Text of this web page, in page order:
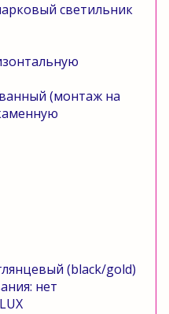
светильник
(монтаж на
(black/gold)
нет